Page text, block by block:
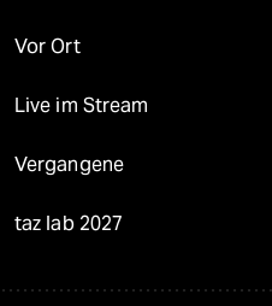
Vor Ort
Live im Stream
Vergangene
taz lab 2027